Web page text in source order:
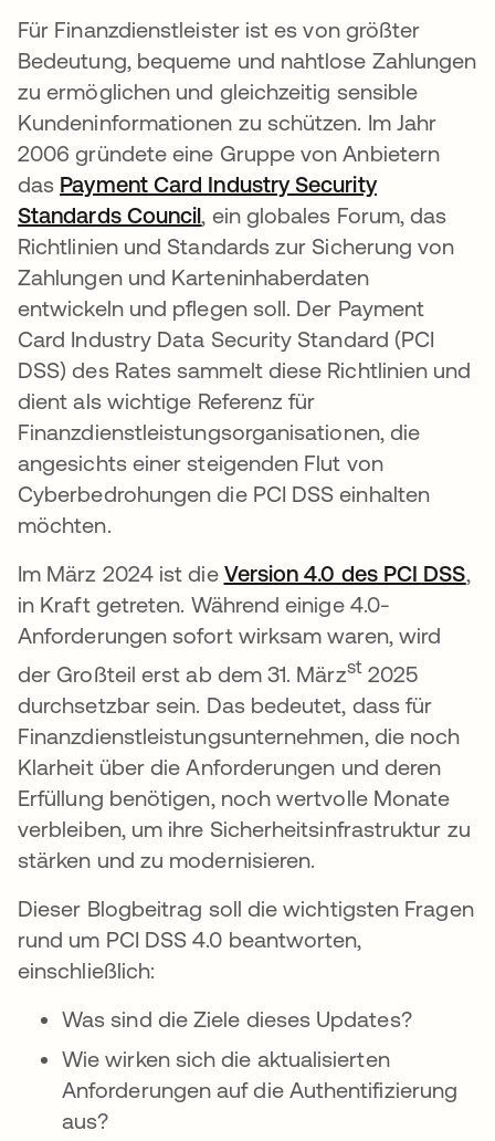
Für Finanzdienstleister ist es von größter
Bedeutung, bequeme und nahtlose Zahlungen
zu ermöglichen und gleichzeitig sensible
Kundeninformationen zu schützen. Im Jahr
2006 gründete eine Gruppe von Anbietern
das Payment Card Industry Security
Standards Councilwird in einer neuen
, ein globales Forum, das
Richtlinien und Standards zur Sicherung von
Zahlungen und Karteninhaberdaten
entwickeln und pflegen soll. Der Payment
Card Industry Data Security Standard (PCI
DSS) des Rates sammelt diese Richtlinien und
dient als wichtige Referenz für
Finanzdienstleistungsorganisationen, die
angesichts einer steigenden Flut von
Cyberbedrohungen die PCI DSS einhalten
möchten.
Im März 2024 ist die Version 4.0 des PCI DSS,
in Kraft getreten. Während einige 4.0-
Anforderungen sofort wirksam waren, wird
der Großteil erst ab dem 31. Märzst2025
durchsetzbar sein. Das bedeutet, dass für
Finanzdienstleistungsunternehmen, die noch
Klarheit über die Anforderungen und deren
Erfüllung benötigen, noch wertvolle Monate
verbleiben, um ihre Sicherheitsinfrastruktur zu
stärken und zu modernisieren.
Dieser Blogbeitrag soll die wichtigsten Fragen
rund um PCI DSS 4.0 beantworten,
einschließlich:
Was sind die Ziele dieses Updates?
Wie wirken sich die aktualisierten
Anforderungen auf die Authentifizierung
aus?